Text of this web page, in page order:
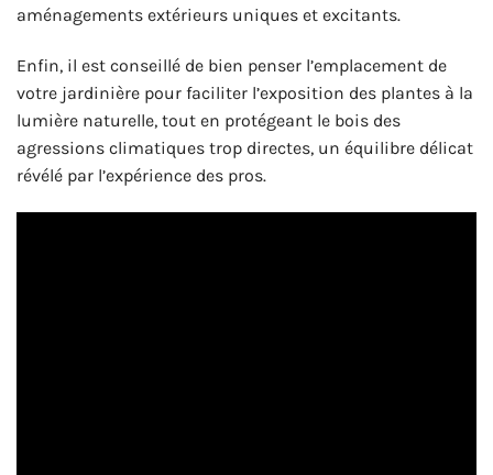
aménagements extérieurs uniques et excitants.
Enfin, il est conseillé de bien penser l’emplacement de
votre jardinière pour faciliter l’exposition des plantes à la
lumière naturelle, tout en protégeant le bois des
agressions climatiques trop directes, un équilibre délicat
révélé par l’expérience des pros.